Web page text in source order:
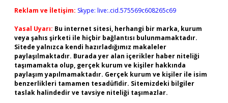
Reklam ve İletişim: Skype: live:.cid.575569c608265c69
Yasal Uyarı: Bu internet sitesi, herhangi bir marka, kurum
veya şahıs şirketi ile hiçbir bağlantısı bulunmamaktadır.
Sitede yalnızca kendi hazırladığımız makaleler
paylaşılmaktadır. Burada yer alan içerikler haber niteliği
taşımamakta olup, gerçek kurum ve kişiler hakkında
paylaşım yapılmamaktadır. Gerçek kurum ve kişiler ile isim
benzerlikleri tamamen tesadüfidir. Sitemizdeki bilgiler
taslak halindedir ve tavsiye niteliği taşımazlar.